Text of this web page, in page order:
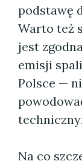
podstawę
Warto też
jest
emisji
Polsce —
Na co